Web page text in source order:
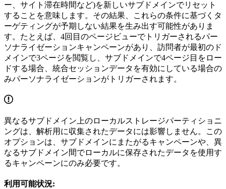
ー、サイト滞在時間など)を新しいサブドメインでリセット
することを意味します。その結果、これらの条件に基づくタ
ーゲティングが予期しない結果を生み出す可能性がありま
す。たとえば、4回目のページビューでトリガーされるパー
ソナライゼーションキャンペーンがあり、訪問者が最初のド
メインで3ページを閲覧し、サブドメインで4ページ目をロー
ドする場合、統合セッションデータを有効にしている場合の
みパーソナライゼーションがトリガーされます。
異なるサブドメイン上のローカルストレージパーティショニ
ングは、解析用に収集されたデータには影響しません。この
オプションは、サブドメインにまたがるキャンペーンや、異
なるサブドメイン間でローカルに保存されたデータを使用す
るキャンペーンにのみ必要です。
利用可能状況: